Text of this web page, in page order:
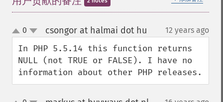
up
down
0 csongor at halmai dot hu 12 years ago
In PHP 5.5.14 this function returns
NULL (not TRUE or FALSE). I have no
information about other PHP releases.